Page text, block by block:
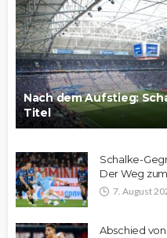
Nach dem Aufstieg:
Titel
Schalke-
Der Weg
7. August
Abschied